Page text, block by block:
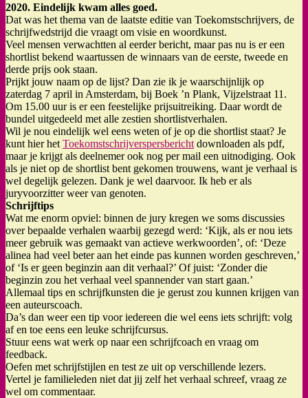
2020. Eindelijk kwam alles goed.
Dat was het thema van de laatste editie van Toekomstschrijvers, de
schrijfwedstrijd die vraagt om visie en woordkunst.
Veel mensen verwachtten al eerder bericht, maar pas nu is er een
shortlist bekend waartussen de winnaars van de eerste, tweede en
derde prijs ook staan.
Prijkt jouw naam op de lijst? Dan zie ik je waarschijnlijk op
zaterdag 7 april in Amsterdam, bij Boek ’n Plank, Vijzelstraat 11.
Om 15.00 uur is er een feestelijke prijsuitreiking. Daar wordt de
bundel uitgedeeld met alle zestien shortlistverhalen.
Wil je nou eindelijk wel eens weten of je op die shortlist staat? Je
kunt hier het Toekomstschrijverspersbericht downloaden als pdf,
maar je krijgt als deelnemer ook nog per mail een uitnodiging. Ook
als je niet op de shortlist bent gekomen trouwens, want je verhaal is
wel degelijk gelezen. Dank je wel daarvoor. Ik heb er als
juryvoorzitter weer van genoten.
Schrijftips
Wat me enorm opviel: binnen de jury kregen we soms discussies
over bepaalde verhalen waarbij gezegd werd: ‘Kijk, als er nou iets
meer gebruik was gemaakt van actieve werkwoorden’, of: ‘Deze
alinea had veel beter aan het einde pas kunnen worden geschreven,’
of ‘Is er geen beginzin aan dit verhaal?’ Of juist: ‘Zonder die
beginzin zou het verhaal veel spannender van start gaan.’
Allemaal tips en schrijfkunsten die je gerust zou kunnen krijgen van
een auteurscoach.
Da’s dan weer een tip voor iedereen die wel eens iets schrijft: volg
af en toe eens een leuke schrijfcursus.
Stuur eens wat werk op naar een schrijfcoach en vraag om
feedback.
Oefen met schrijfstijlen en test ze uit op verschillende lezers.
Vertel je familieleden niet dat jij zelf het verhaal schreef, vraag ze
wel om commentaar.